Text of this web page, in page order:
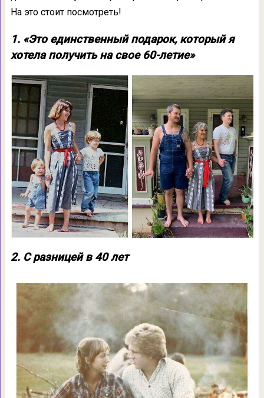
На это стоит посмотреть!
1. «Это единственный подарок, который я
хотела получить на свое 60-летие»
2. С разницей в 40 лет